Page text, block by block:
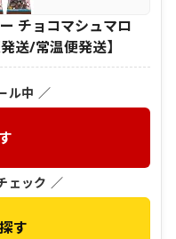
チョコマシュマロ
送/常温便発送】
ル中 ／
ェック ／
す